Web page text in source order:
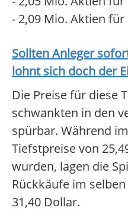
- 2,09 Mio. Aktien für
Sollten Anleger
lohnt sich doch der
Die Preise für diese
schwankten in den
spürbar. Während
Tiefstpreise von
wurden, lagen die
Rückkäufe im
31,40 Dollar.